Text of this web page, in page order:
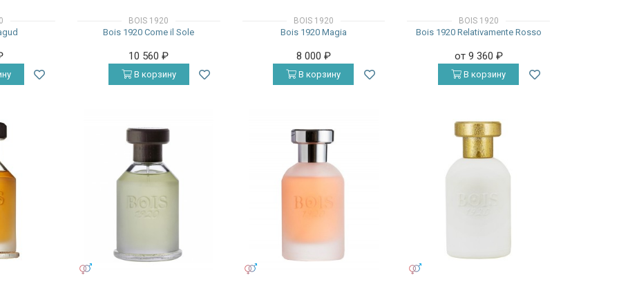
BOIS 1920
Bois 1920 Come il Sole
10 560₽
В корзину
BOIS 1920
Bois 1920 Magia
8 000 ₽
В корзину
BOIS 1920
Bois 1920 Relativamente Rosso
от 9 360 ₽
В корзину